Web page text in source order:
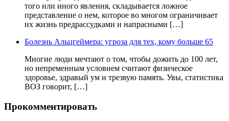
того или иного явления, складывается ложное
представление о нем, которое во многом ограничивает
их жизнь предрассудками и напрасными […]
Болезнь Альцгеймера: угроза для тех, кому больше 65
Многие люди мечтают о том, чтобы дожить до 100 лет,
но непременным условием считают физическое
здоровье, здравый ум и трезвую память. Увы, статистика
ВОЗ говорит, […]
Прокомментировать